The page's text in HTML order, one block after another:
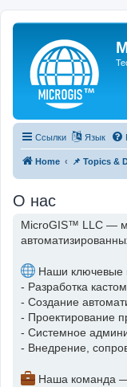
Ссылки Язык
Home 📌 Topics &
О нас
MicroGIS™ LLC —
Наши ключевые
- Разработка
- Создание
- Проектирование
- Системное
- Внедрение,
Наша команда —